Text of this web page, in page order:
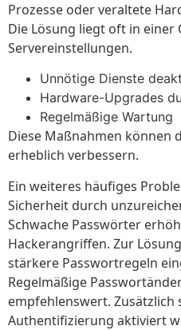
Prozesse oder veraltete
Die Lösung liegt oft in
Servereinstellungen.
Unnötige Dienste
Hardware-Upgrades
Regelmäßige Wartung
Diese Maßnahmen können
erheblich verbessern.
Ein weiteres häufiges
Sicherheit durch
Schwache Passwörter
Hackerangriffen. Zur
stärkere Passwortregeln
Regelmäßige
empfehlenswert. Zusätzlich
Authentifizierung aktiviert